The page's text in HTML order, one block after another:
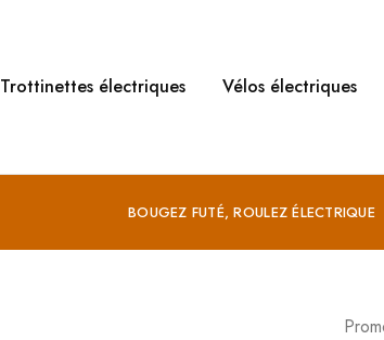
Trottinettes électriques Vélos électriques
BOUGEZ FUTÉ, ROULEZ ÉLECTRIQUE